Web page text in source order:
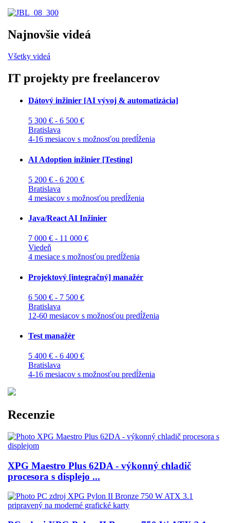
Najnovšie videá
Všetky videá
IT projekty pre freelancerov
Dátový inžinier [AI vývoj & automatizácia]
5 300 € - 6 500 €
Bratislava
4-16 mesiacov s možnosťou predĺženia
AI Adoption inžinier [Testing]
5 200 € - 6 200 €
Bratislava
4 mesiacov s možnosťou predĺženia
Java/React AI Inžinier
7 000 € - 11 000 €
Viedeň
4 mesiace s možnosťou predĺženia
Projektový [integračný] manažér
6 500 € - 7 500 €
Bratislava
12-60 mesiacov s možnosťou predĺženia
Test manažér
5 400 € - 6 400 €
Bratislava
4-16 mesiacov s možnosťou predĺženia
Recenzie
XPG Maestro Plus 62DA - výkonný chladič
procesora s displejo ...